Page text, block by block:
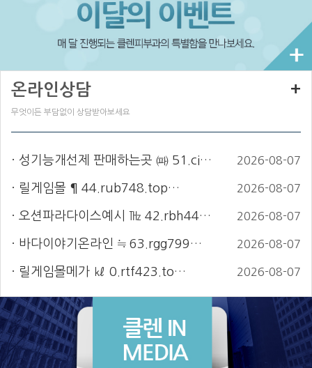
온라인상담
무엇이든 부담없이 상담받아보세요
+
성기능개선제 판매하는곳 ㈚ 51.ci… 2026-08-07
릴게임몰 ¶ 44.rub748.top… 2026-08-07
오션파라다이스예시 ㎔ 42.rbh44… 2026-08-07
바다이야기온라인 ≒ 63.rgg799… 2026-08-07
릴게임몰메가 ㎘ 0.rtf423.to… 2026-08-07